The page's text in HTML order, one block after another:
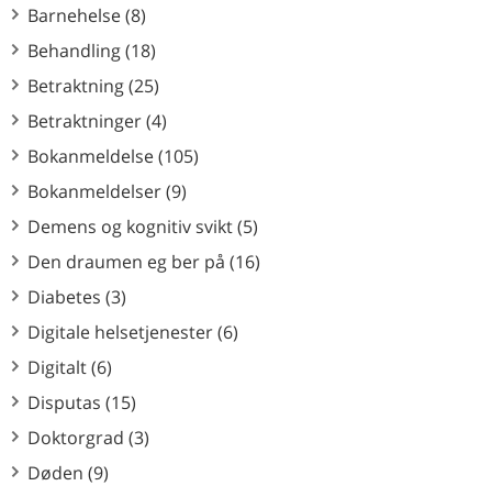
Barnehelse (8)
Behandling (18)
Betraktning (25)
Betraktninger (4)
Bokanmeldelse (105)
Bokanmeldelser (9)
Demens og kognitiv svikt (5)
Den draumen eg ber på (16)
Diabetes (3)
Digitale helsetjenester (6)
Digitalt (6)
Disputas (15)
Doktorgrad (3)
Døden (9)